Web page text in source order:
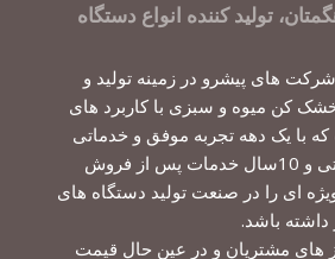
تولید کننده انواع دستگاه
های پیشرو در زمینه تولید و
کن میوه و سبزی با کاربرد های
با یک دهه تجربه موفق و خدماتی
چون ارائه 18ماه گارنتی و 10سال خدمات پس از فروش
ای را در صنعت تولید دستگاه های
داشته باشد.
های مشتریان و در عین حال قیمت